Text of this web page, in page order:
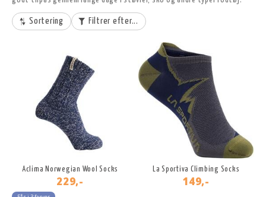
Sortering Filtrer efter...
Aclima Norwegian Wool Socks
229,-
La Sportiva Climbing Socks
149,-